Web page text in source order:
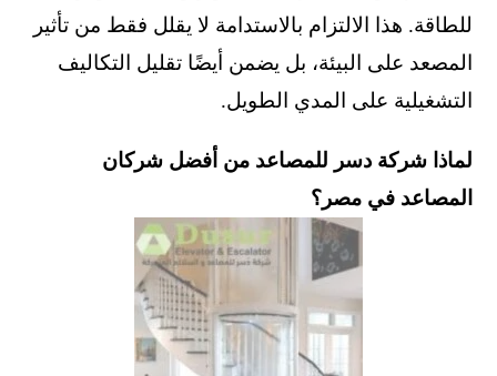
للطاقة. هذا الالتزام بالاستدامة لا يقلل فقط من تأثير
المصعد على البيئة، بل يضمن أيضًا تقليل التكاليف
التشغيلية على المدي الطويل.
لماذا شركة دسر للمصاعد من أفضل شركان
المصاعد في مصر؟